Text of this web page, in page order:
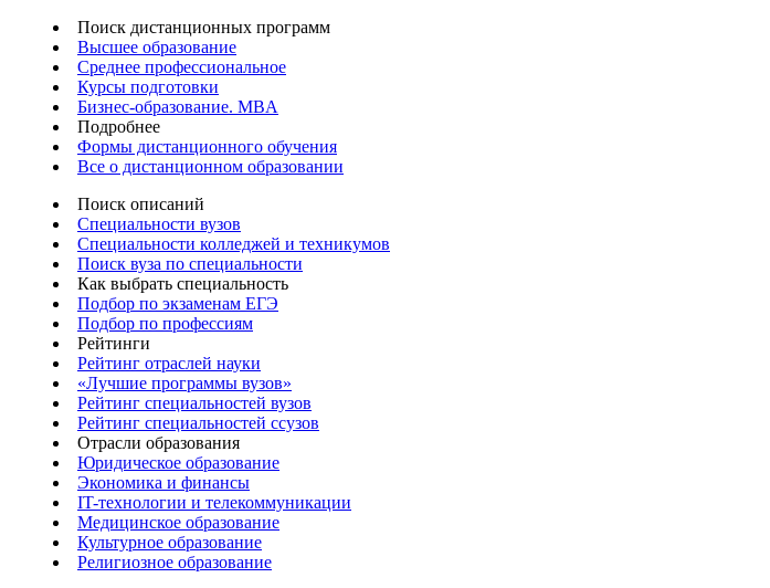
Поиск дистанционных программ
Высшее образование
Среднее профессиональное
Курсы подготовки
Бизнес-образование. MBA
Подробнее
Формы дистанционного обучения
Все о дистанционном образовании
Поиск описаний
Специальности вузов
Специальности колледжей и техникумов
Поиск вуза по специальности
Как выбрать специальность
Подбор по экзаменам ЕГЭ
Подбор по профессиям
Рейтинги
Рейтинг отраслей науки
«Лучшие программы вузов»
Рейтинг специальностей вузов
Рейтинг специальностей ссузов
Отрасли образования
Юридическое образование
Экономика и финансы
IT-технологии и телекоммуникации
Медицинское образование
Культурное образование
Религиозное образование